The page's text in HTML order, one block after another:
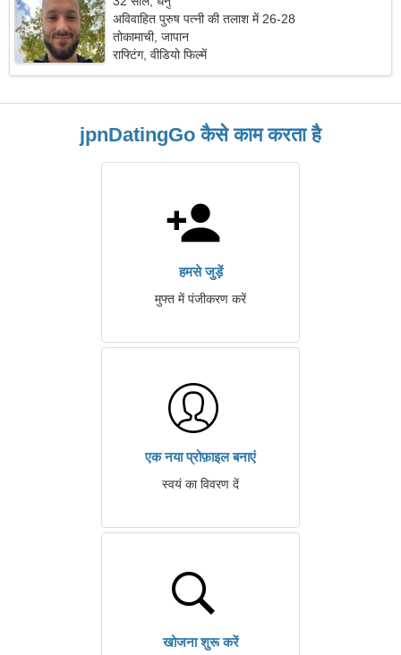
अविवाहित पुरुष पत्नी की तलाश में 26-28
तोकामाची, जापान
राफ्टिंग, वीडियो फिल्में
jpnDatingGo कैसे काम करता है
हमसे जुड़ें
मुफ्त में पंजीकरण करें
एक नया प्रोफ़ाइल बनाएं
स्वयं का विवरण दें
खोजना शुरू करें